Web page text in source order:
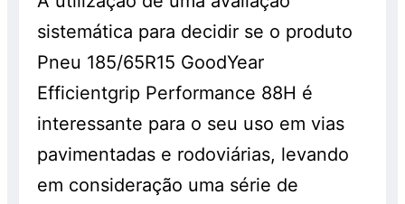
sistemática para decidir se o produto
Pneu 185/65R15 GoodYear
Efficientgrip Performance 88H é
interessante para o seu uso em vias
pavimentadas e rodoviárias, levando
em consideração uma série de